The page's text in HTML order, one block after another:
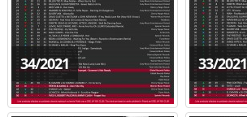
34/2021 33/2021